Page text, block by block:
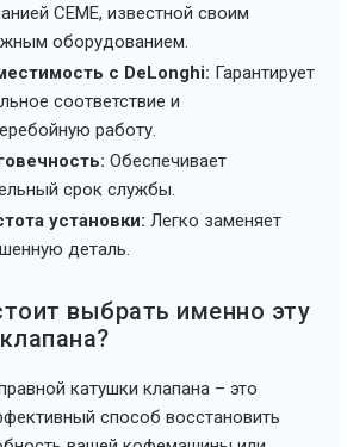
CEME, известной своим
оборудованием.
с DeLonghi: Гарантирует
соответствие и
работу.
Обеспечивает
срок службы.
установки: Легко заменяет
деталь.
выбрать именно эту
катушки клапана – это
способ восстановить